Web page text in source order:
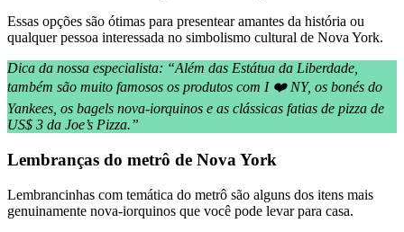
Essas opções são ótimas para presentear amantes da história ou
qualquer pessoa interessada no simbolismo cultural de Nova York.
Dica da nossa especialista: “Além das Estátua da Liberdade,
também são muito famosos os produtos com I ❤️ NY, os bonés do
Yankees, os bagels nova-iorquinos e as clássicas fatias de pizza de
US$ 3 da Joe’s Pizza.”
Lembranças do metrô de Nova York
Lembrancinhas com temática do metrô são alguns dos itens mais
genuinamente nova-iorquinos que você pode levar para casa.